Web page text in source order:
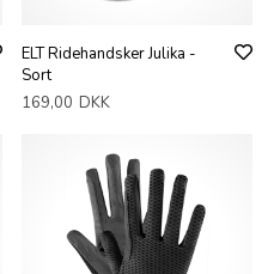
ELT Ridehandsker Julika -
Sort
169,00 DKK